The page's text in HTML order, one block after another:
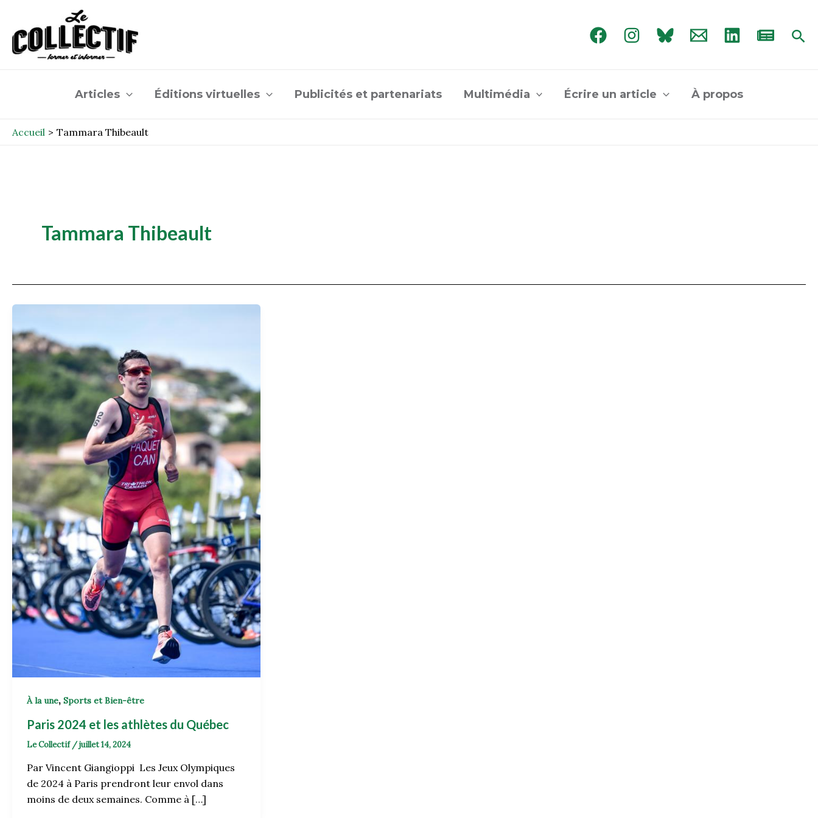
contenu
Articles Éditions virtuelles Publicités et partenariats Multimédia Écrire un article À propos
Accueil Tammara Thibeault
Tammara Thibeault
À la une, Sports et Bien-être
Paris 2024 et les athlètes du Québec
Le Collectif /juillet 14, 2024
Par Vincent Giangioppi Les Jeux Olympiques
de 2024 à Paris prendront leur envol dans
moins de deux semaines. Comme à […]